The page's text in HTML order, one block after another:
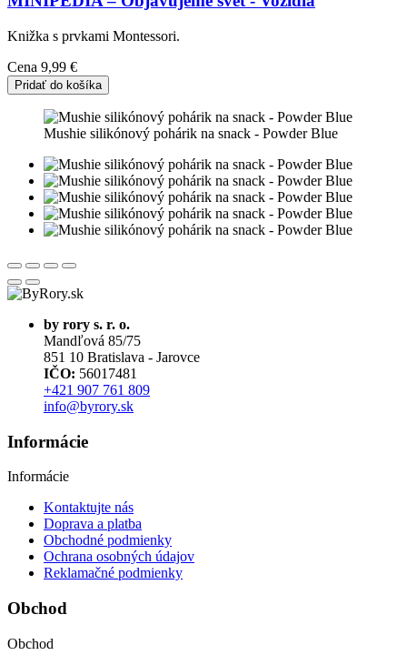
Knižka s prvkami Montessori.
Cena 9,99 €
Pridať do košíka
Mushie silikónový pohárik na snack - Powder Blue
by rory s. r. o.
Mandľová 85/75
851 10 Bratislava - Jarovce
IČO: 56017481
+421 907 761 809
info@byrory.sk
Informácie
Informácie
Kontaktujte nás
Doprava a platba
Obchodné podmienky
Ochrana osobných údajov
Reklamačné podmienky
Obchod
Obchod